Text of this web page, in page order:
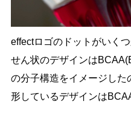
effectロゴのドットがいく
せん状のデザインは
の分子構造をイメージした
形しているデザインは